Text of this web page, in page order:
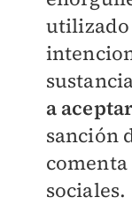
utilizado
a
sanción
sociales.